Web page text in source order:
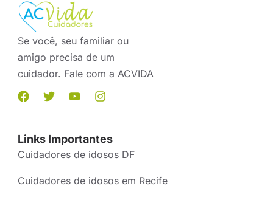
Se você, seu familiar ou
amigo precisa de um
cuidador. Fale com a ACVIDA
Links Importantes
Cuidadores de idosos DF
Cuidadores de idosos em Recife